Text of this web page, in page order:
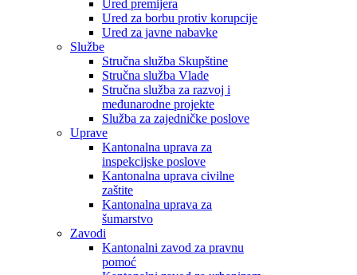
Ured premijera
Ured za borbu protiv korupcije
Ured za javne nabavke
Službe
Stručna služba Skupštine
Stručna služba Vlade
Stručna služba za razvoj i
međunarodne projekte
Služba za zajedničke poslove
Uprave
Kantonalna uprava za
inspekcijske poslove
Kantonalna uprava civilne
zaštite
Kantonalna uprava za
šumarstvo
Zavodi
Kantonalni zavod za pravnu
pomoć